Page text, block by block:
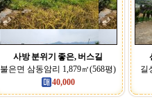
사방 분위기 좋은, 버스길
불은면 삼동암리 1,879㎡(568평)
40,000
길